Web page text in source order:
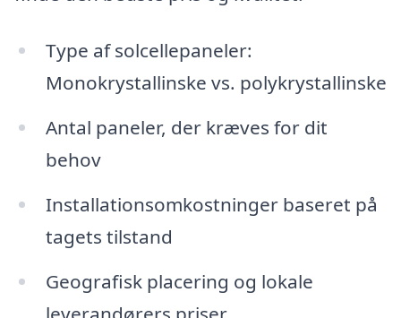
Type af solcellepaneler:
Monokrystallinske vs. polykrystallinske
Antal paneler, der kræves for dit
behov
Installationsomkostninger baseret på
tagets tilstand
Geografisk placering og lokale